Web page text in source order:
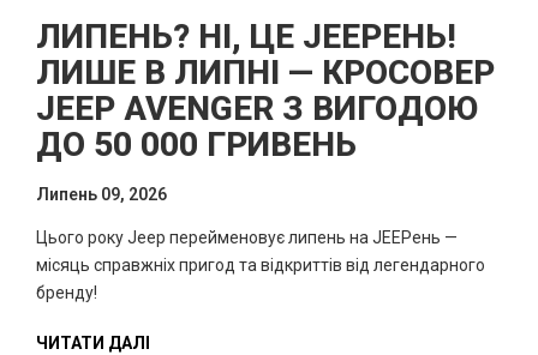
ЛИПЕНЬ? НІ, ЦЕ JEEPЕНЬ!
ЛИШЕ В ЛИПНІ — КРОСОВЕР
JEEP AVENGER З ВИГОДОЮ
ДО 50 000 ГРИВЕНЬ
Липень 09, 2026
Цього року Jeep перейменовує липень на JEEPень —
місяць справжніх пригод та відкриттів від легендарного
бренду!
ЧИТАТИ ДАЛІ